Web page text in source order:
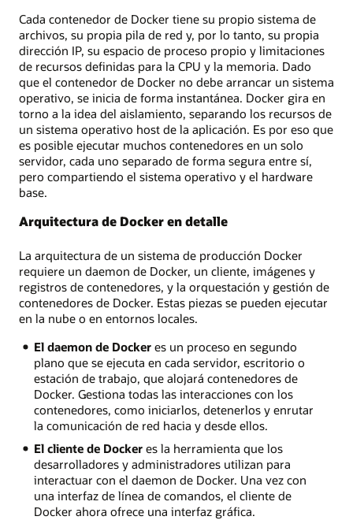
Cada contenedor de Docker tiene su propio sistema de
archivos, su propia pila de red y, por lo tanto, su propia
dirección IP, su espacio de proceso propio y limitaciones
de recursos definidas para la CPU y la memoria. Dado
que el contenedor de Docker no debe arrancar un sistema
operativo, se inicia de forma instantánea. Docker gira en
torno a la idea del aislamiento, separando los recursos de
un sistema operativo host de la aplicación. Es por eso que
es posible ejecutar muchos contenedores en un solo
servidor, cada uno separado de forma segura entre sí,
pero compartiendo el sistema operativo y el hardware
base.
Arquitectura de Docker en detalle
La arquitectura de un sistema de producción Docker
requiere un daemon de Docker, un cliente, imágenes y
registros de contenedores, y la orquestación y gestión de
contenedores de Docker. Estas piezas se pueden ejecutar
en la nube o en entornos locales.
El daemon de Dockeres un proceso en segundo
plano que se ejecuta en cada servidor, escritorio o
estación de trabajo, que alojará contenedores de
Docker. Gestiona todas las interacciones con los
contenedores, como iniciarlos, detenerlos y enrutar
la comunicación de red hacia y desde ellos.
El cliente de Dockeres la herramienta que los
desarrolladores y administradores utilizan para
interactuar con el daemon de Docker. Una vez con
una interfaz de línea de comandos, el cliente de
Docker ahora ofrece una interfaz gráfica.